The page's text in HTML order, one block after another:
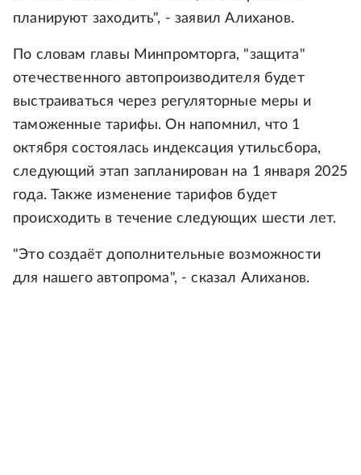
планируют заходить", - заявил Алиханов.
По словам главы Минпромторга, "защита"
отечественного автопроизводителя будет
выстраиваться через регуляторные меры и
таможенные тарифы. Он напомнил, что 1
октября состоялась индексация утильсбора,
следующий этап запланирован на 1 января 2025
года. Также изменение тарифов будет
происходить в течение следующих шести лет.
"Это создаёт дополнительные возможности
для нашего автопрома", - сказал Алиханов.